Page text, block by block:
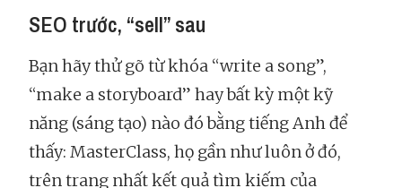
SEO trước, “sell” sau
Bạn hãy thử gõ từ khóa “write a song”,
“make a storyboard” hay bất kỳ một kỹ
năng (sáng tạo) nào đó bằng tiếng Anh để
thấy: MasterClass, họ gần như luôn ở đó,
trên trang nhất kết quả tìm kiếm của